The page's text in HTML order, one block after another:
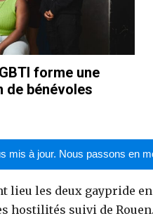
forme une
de bénévoles